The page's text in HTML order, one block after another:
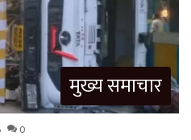
मुख्य समाचार
0